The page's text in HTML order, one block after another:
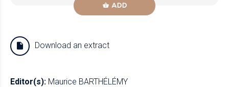
ADD
Download an extract
Editor(s): Maurice BARTHÉLÉMY